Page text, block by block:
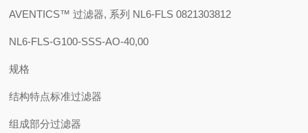
AVENTICS™ 过滤器, 系列 NL6-FLS 0821303812
NL6-FLS-G100-SSS-AO-40,00
规格
结构特点标准过滤器
组成部分过滤器